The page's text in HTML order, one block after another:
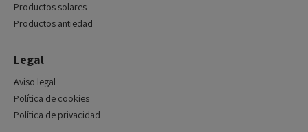
Productos solares
Productos antiedad
Legal
Aviso legal
Política de cookies
Política de privacidad